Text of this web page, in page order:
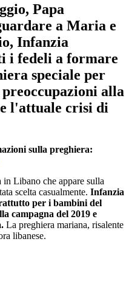
Papa
a Maria e
Infanzia
i fedeli a formare
speciale per
alla
l'attuale crisi di
sulla preghiera:
Libano che appare sulla
scelta casualmente. Infanzia
per i bambini del
campagna del 2019 e
La preghiera mariana, risalente
libanese.